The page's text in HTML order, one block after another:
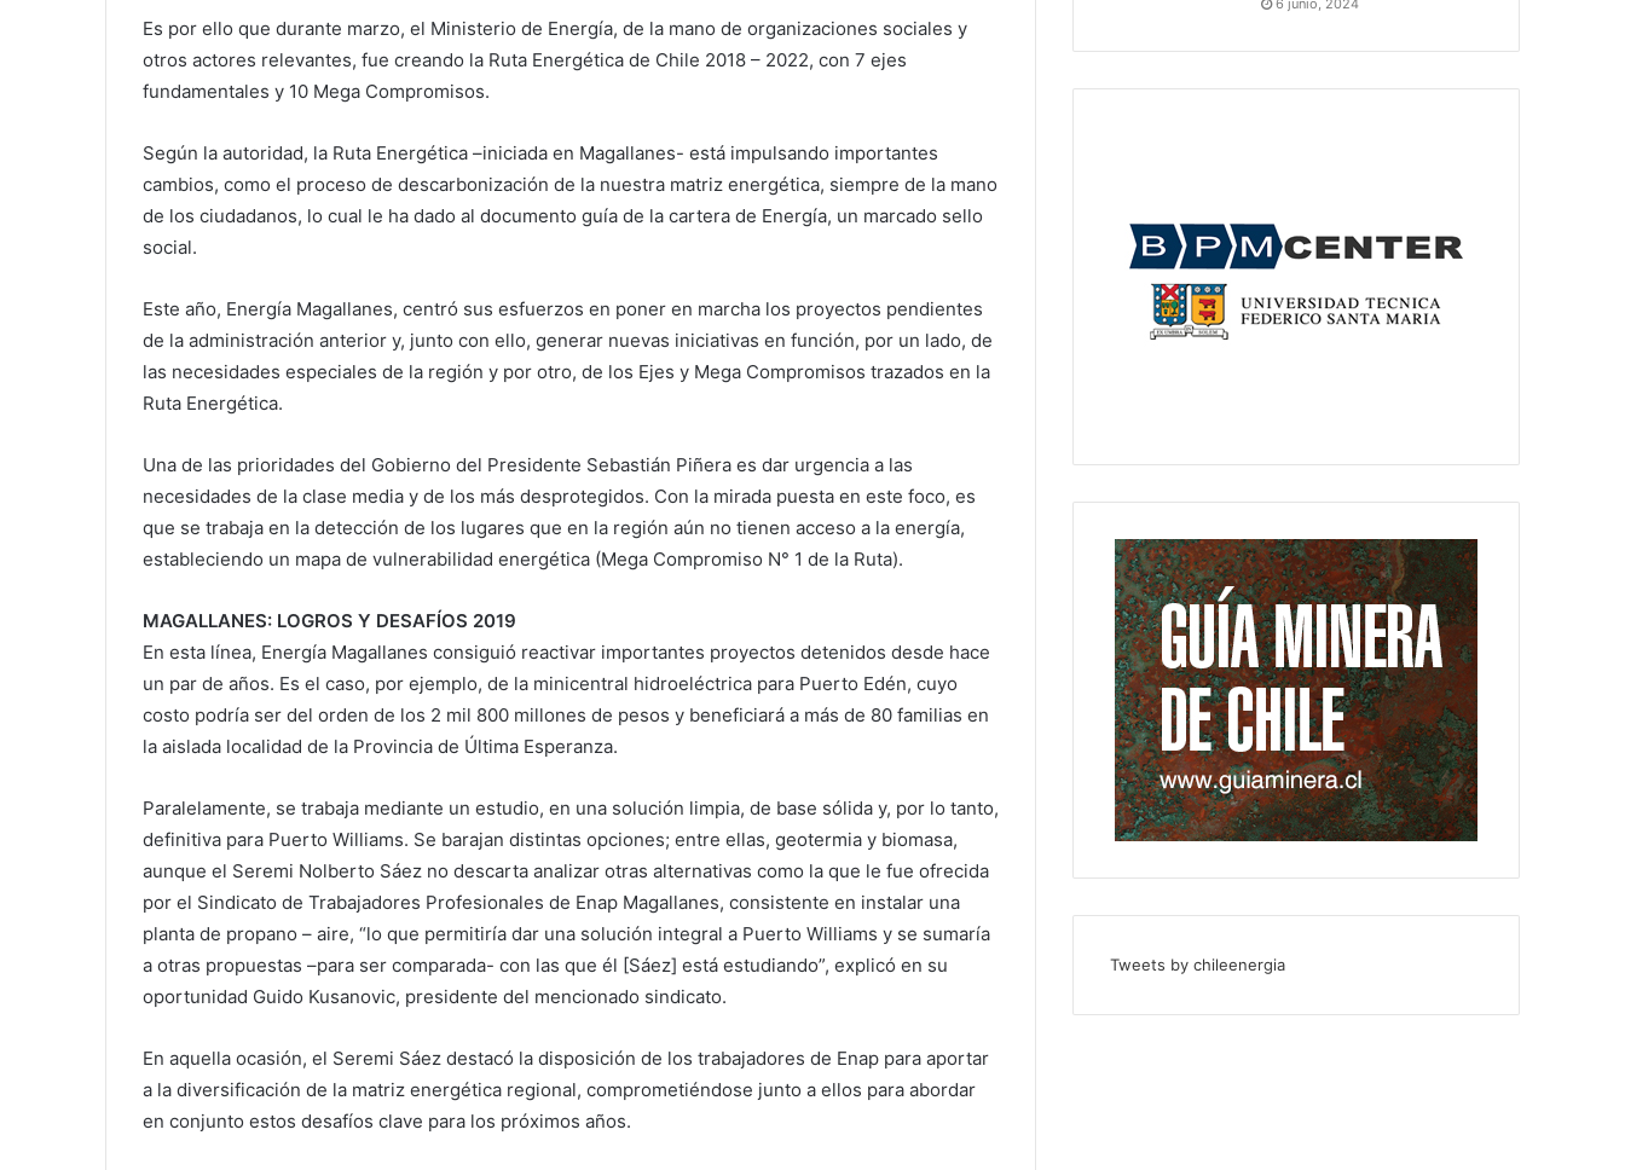
Es por ello que durante marzo, el Ministerio de Energía, de la mano de organizaciones sociales y
otros actores relevantes, fue creando la Ruta Energética de Chile 2018 – 2022, con 7 ejes
fundamentales y 10 Mega Compromisos.
Según la autoridad, la Ruta Energética –iniciada en Magallanes- está impulsando importantes
cambios, como el proceso de descarbonización de la nuestra matriz energética, siempre de la mano
de los ciudadanos, lo cual le ha dado al documento guía de la cartera de Energía, un marcado sello
social.
Este año, Energía Magallanes, centró sus esfuerzos en poner en marcha los proyectos pendientes
de la administración anterior y, junto con ello, generar nuevas iniciativas en función, por un lado, de
las necesidades especiales de la región y por otro, de los Ejes y Mega Compromisos trazados en la
Ruta Energética.
Una de las prioridades del Gobierno del Presidente Sebastián Piñera es dar urgencia a las
necesidades de la clase media y de los más desprotegidos. Con la mirada puesta en este foco, es
que se trabaja en la detección de los lugares que en la región aún no tienen acceso a la energía,
estableciendo un mapa de vulnerabilidad energética (Mega Compromiso N° 1 de la Ruta).
MAGALLANES: LOGROS Y DESAFÍOS 2019
En esta línea, Energía Magallanes consiguió reactivar importantes proyectos detenidos desde hace
un par de años. Es el caso, por ejemplo, de la minicentral hidroeléctrica para Puerto Edén, cuyo
costo podría ser del orden de los 2 mil 800 millones de pesos y beneficiará a más de 80 familias en
la aislada localidad de la Provincia de Última Esperanza.
Paralelamente, se trabaja mediante un estudio, en una solución limpia, de base sólida y, por lo tanto,
definitiva para Puerto Williams. Se barajan distintas opciones; entre ellas, geotermia y biomasa,
aunque el Seremi Nolberto Sáez no descarta analizar otras alternativas como la que le fue ofrecida
por el Sindicato de Trabajadores Profesionales de Enap Magallanes, consistente en instalar una
planta de propano – aire, “lo que permitiría dar una solución integral a Puerto Williams y se sumaría
a otras propuestas –para ser comparada- con las que él [Sáez] está estudiando”, explicó en su
oportunidad Guido Kusanovic, presidente del mencionado sindicato.
En aquella ocasión, el Seremi Sáez destacó la disposición de los trabajadores de Enap para aportar
a la diversificación de la matriz energética regional, comprometiéndose junto a ellos para abordar
en conjunto estos desafíos clave para los próximos años.
6 junio, 2024
Tweets by chileenergia